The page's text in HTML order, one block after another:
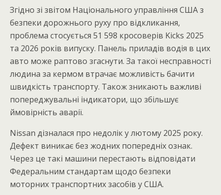
Згідно зі звітом Національного управління США з
безпеки дорожнього руху про відкликання,
проблема стосується 51 598 кросоверів Kicks 2025
та 2026 років випуску. Панель приладів водія в цих
авто може раптово згаснути. За такої несправності
людина за кермом втрачає можливість бачити
швидкість транспорту. Також зникають важливі
попереджувальні індикатори, що збільшує
ймовірність аварії.
Nissan дізналася про недолік у лютому 2025 року.
Дефект виникає без жодних попередніх ознак.
Через це такі машини перестають відповідати
Федеральним стандартам щодо безпеки
моторних транспортних засобів у США.